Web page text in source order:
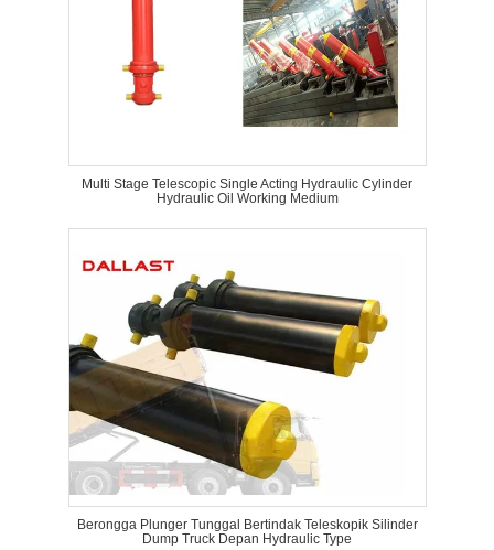
Multi Stage Telescopic Single Acting Hydraulic Cylinder
Hydraulic Oil Working Medium
Berongga Plunger Tunggal Bertindak Teleskopik Silinder
Dump Truck Depan Hydraulic Type